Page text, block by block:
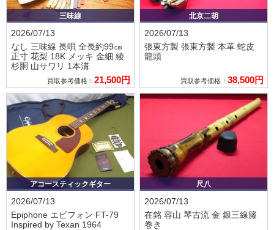
三味線
2026/07/13
なし 三味線 長唄 全長約99㎝
正寸 花梨 18K メッキ 金細 綾
杉胴 山サワリ 1本溝
買取参考価格：21,500円
北京二胡
2026/07/13
張東方製 張東方製 本革 蛇皮
龍頭
買取参考価格：38,500円
アコースティックギター
2026/07/13
Epiphone エピフォン FT-79
Inspired by Texan 1964
尺八
2026/07/13
在銘 容山 琴古流 金 銀三線籐
巻き